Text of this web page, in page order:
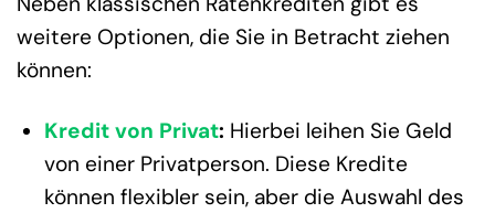
weitere Optionen, die Sie in Betracht ziehen
können:
Kredit von Privat: Hierbei leihen Sie Geld
von einer Privatperson. Diese Kredite
können flexibler sein, aber die Auswahl des